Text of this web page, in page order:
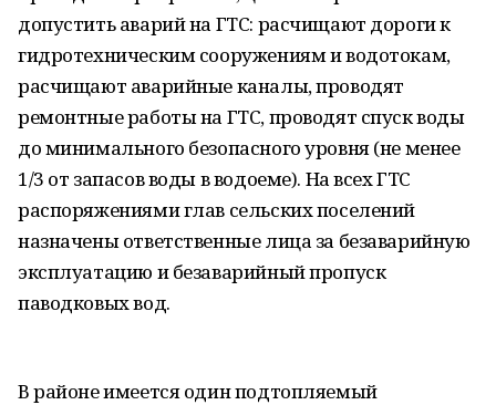
допустить аварий на ГТС: расчищают дороги к
гидротехническим сооружениям и водотокам,
расчищают аварийные каналы, проводят
ремонтные работы на ГТС, проводят спуск воды
до минимального безопасного уровня (не менее
1/3 от запасов воды в водоеме). На всех ГТС
распоряжениями глав сельских поселений
назначены ответственные лица за безаварийную
эксплуатацию и безаварийный пропуск
паводковых вод.
В районе имеется один подтопляемый